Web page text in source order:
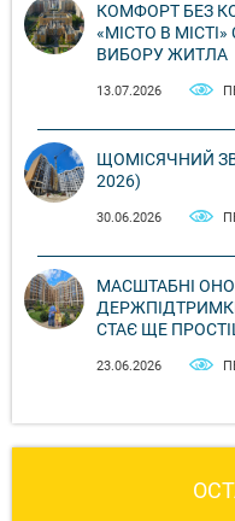
КОМФОРТ БЕЗ
«МІСТО В
ВИБОРУ ЖИТЛА
13.07.2026
ЩОМІСЯЧНИЙ
2026)
30.06.2026
МАСШТАБНІ
СТАЄ ЩЕ
23.06.2026